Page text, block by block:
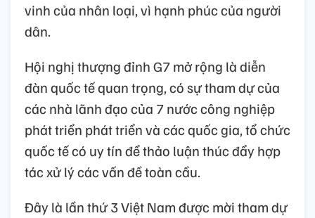
vinh của nhân loại, vì hạnh phúc của người
dân.
Hội nghị thượng đỉnh G7 mở rộng là diễn
đàn quốc tế quan trọng, có sự tham dự của
các nhà lãnh đạo của 7 nước công nghiệp
phát triển phát triển và các quốc gia, tổ chức
quốc tế có uy tín để thảo luận thúc đẩy hợp
tác xử lý các vấn đề toàn cầu.
Đây là lần thứ 3 Việt Nam được mời tham dự